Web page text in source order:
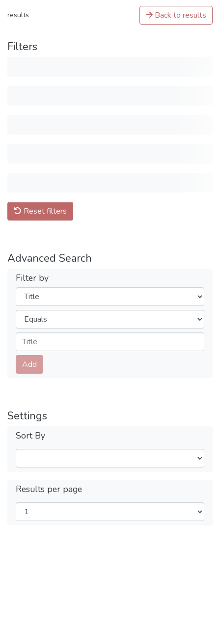
results Back to results
Filters
Reset filters
Advanced Search
Filter by
Filters
Operators
Submit
Add
Settings
Sort By
Results per page